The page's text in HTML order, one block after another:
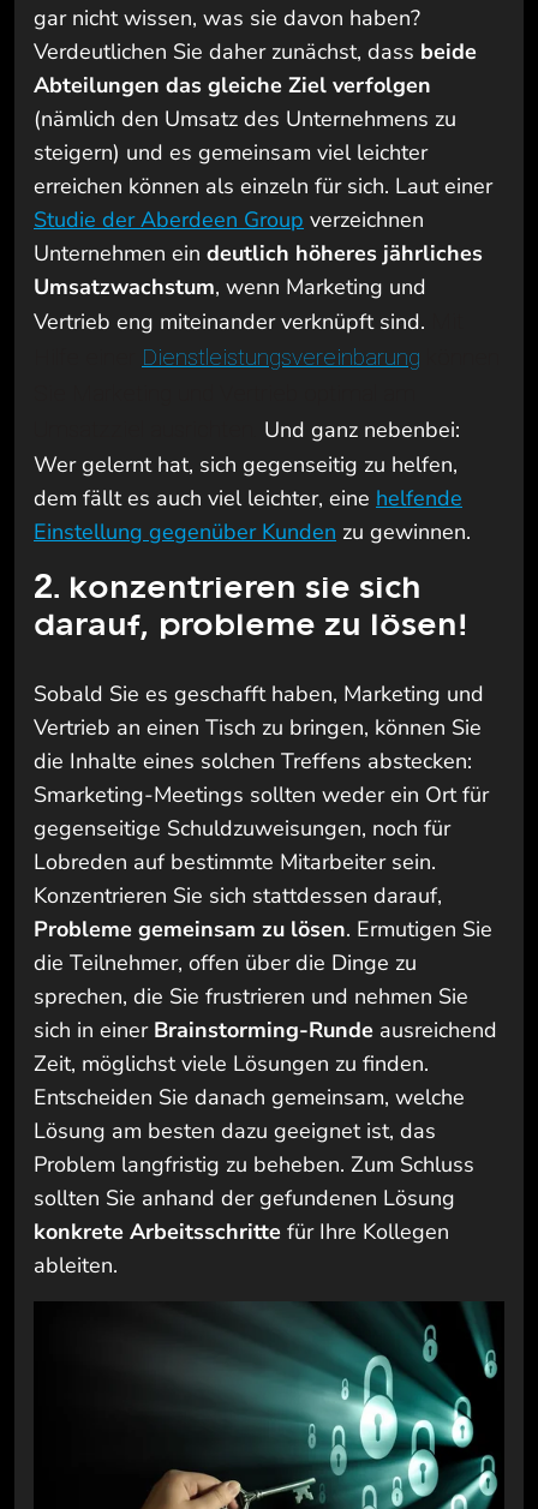
gar nicht wissen, was sie davon haben?
Verdeutlichen Sie daher zunächst, dass beide
Abteilungen das gleiche Ziel verfolgen
(nämlich den Umsatz des Unternehmens zu
steigern) und es gemeinsam viel leichter
erreichen können als einzeln für sich. Laut einer
Studie der Aberdeen Group verzeichnen
Unternehmen ein deutlich höheres jährliches
Umsatzwachstum, wenn Marketing und
Vertrieb eng miteinander verknüpft sind.
Dienstleistungsvereinbarung
Und ganz nebenbei:
Wer gelernt hat, sich gegenseitig zu helfen,
dem fällt es auch viel leichter, eine helfende
Einstellung gegenüber Kunden zu gewinnen.
2. konzentrieren sie sich
darauf, probleme zu lösen!
Sobald Sie es geschafft haben, Marketing und
Vertrieb an einen Tisch zu bringen, können Sie
die Inhalte eines solchen Treffens abstecken:
Smarketing-Meetings sollten weder ein Ort für
gegenseitige Schuldzuweisungen, noch für
Lobreden auf bestimmte Mitarbeiter sein.
Konzentrieren Sie sich stattdessen darauf,
Probleme gemeinsam zu lösen. Ermutigen Sie
die Teilnehmer, offen über die Dinge zu
sprechen, die Sie frustrieren und nehmen Sie
sich in einer Brainstorming-Runde ausreichend
Zeit, möglichst viele Lösungen zu finden.
Entscheiden Sie danach gemeinsam, welche
Lösung am besten dazu geeignet ist, das
Problem langfristig zu beheben. Zum Schluss
sollten Sie anhand der gefundenen Lösung
konkrete Arbeitsschritte für Ihre Kollegen
ableiten.